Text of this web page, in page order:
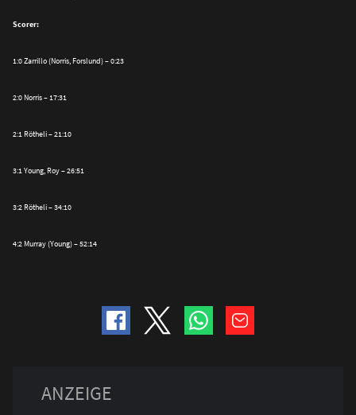
Scorer:
1:0 Zarrillo (Norris, Forslund) – 0:23
2:0 Norris – 17:31
2:1 Rötheli – 21:10
3:1 Young, Roy – 26:51
3:2 Rötheli – 34:10
4:2 Murray (Young) – 52:14